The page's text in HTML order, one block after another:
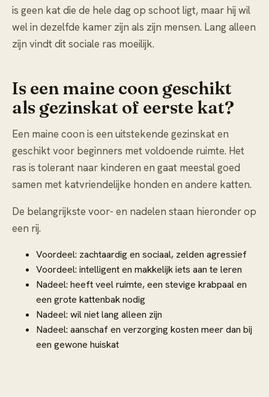
is geen kat die de hele dag op schoot ligt, maar hij wil
wel in dezelfde kamer zijn als zijn mensen. Lang alleen
zijn vindt dit sociale ras moeilijk.
Is een maine coon geschikt
als gezinskat of eerste kat?
Een maine coon is een uitstekende gezinskat en
geschikt voor beginners met voldoende ruimte. Het
ras is tolerant naar kinderen en gaat meestal goed
samen met katvriendelijke honden en andere katten.
De belangrijkste voor- en nadelen staan hieronder op
een rij.
Voordeel: zachtaardig en sociaal, zelden agressief
Voordeel: intelligent en makkelijk iets aan te leren
Nadeel: heeft veel ruimte, een stevige krabpaal en
een grote kattenbak nodig
Nadeel: wil niet lang alleen zijn
Nadeel: aanschaf en verzorging kosten meer dan bij
een gewone huiskat